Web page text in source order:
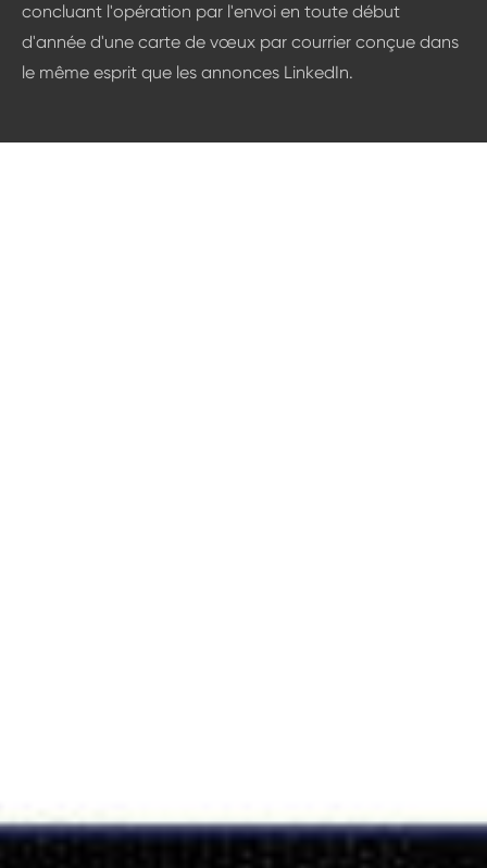
concluant l'opération par l'envoi en toute début
d'année d'une carte de vœux par courrier conçue dans
le même esprit que les annonces LinkedIn.